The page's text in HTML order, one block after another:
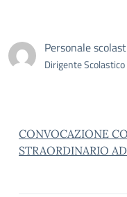
Personale
Dirigente Scolastico
CONVOCAZIONE
STRAORDINARIO